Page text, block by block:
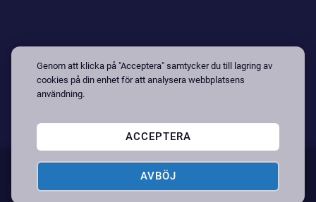
Genom att klicka på "Acceptera" samtycker du till lagring av
cookies på din enhet för att analysera webbplatsens
användning.
ACCEPTERA
AVBÖJ
Copyright © 2026 Nybergs Entreprenad AB • Driftas & utvecklas
avwebbyrån MEDIA2U.se